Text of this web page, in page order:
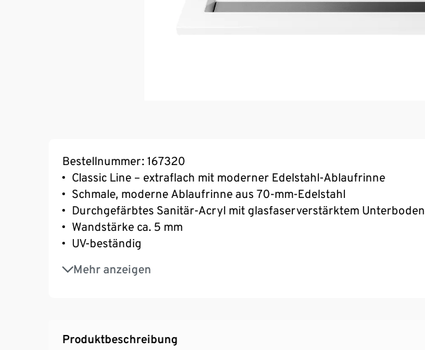
Bestellnummer: 167320
Classic Line – extraflach mit moderner Edelstahl-Ablaufrinne
Schmale, moderne Ablaufrinne aus 70-mm-Edelstahl
Durchgefärbtes Sanitär-Acryl mit glasfaserverstärktem Unterboden
Wandstärke ca. 5 mm
UV-beständig
Mehr anzeigen
Inkl. Wannenfüßen und Marken-Siphon
Reduziertes Design für das Badezimmer
Produktbeschreibung